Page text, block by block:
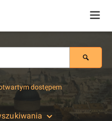
dostępem